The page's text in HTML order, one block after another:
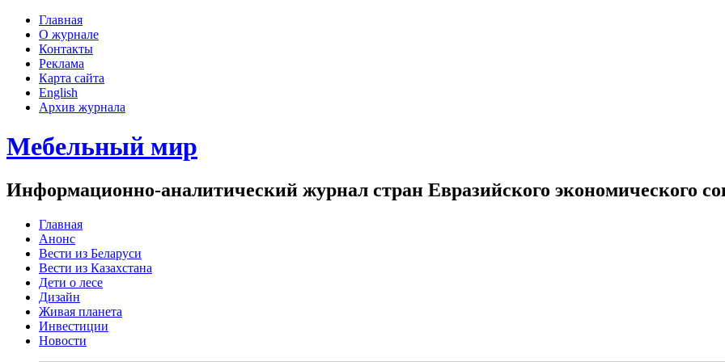
Главная
О журнале
Контакты
Реклама
Карта сайта
English
Архив журнала
Мебельный мир
Информационно-аналитический журнал стран Евразийского экономического
Главная
Анонс
Вести из Беларуси
Вести из Казахстана
Дети о лесе
Дизайн
Живая планета
Инвестиции
Новости